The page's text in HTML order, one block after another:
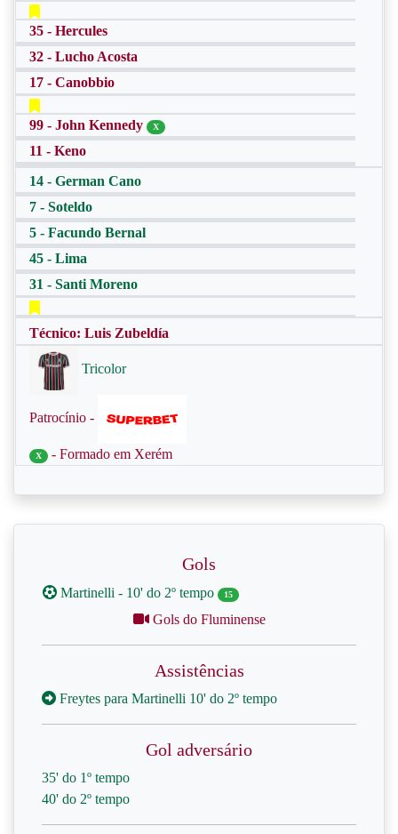
35 - Hercules
32 - Lucho Acosta
17 - Canobbio
99 - John Kennedy X
11 - Keno
14 - German Cano
7 - Soteldo
5 - Facundo Bernal
45 - Lima
31 - Santi Moreno
Técnico: Luis Zubeldía
Tricolor
Patrocínio -
X - Formado em Xerém
Gols
Martinelli - 10' do 2º tempo 15
Gols do Fluminense
Assistências
Freytes para Martinelli 10' do 2º tempo
Gol adversário
35' do 1º tempo
40' do 2º tempo